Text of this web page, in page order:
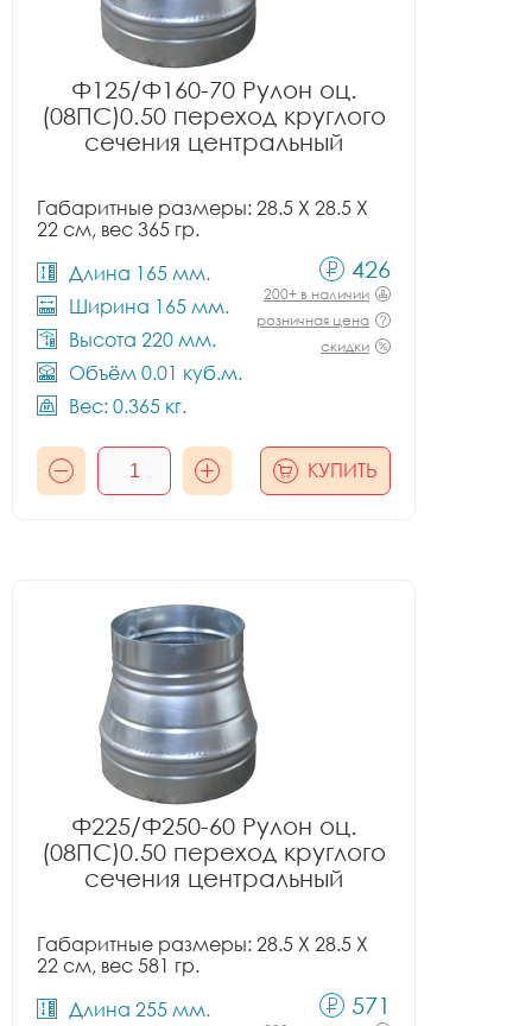
Ф125/Ф160-70 Рулон оц.
(08ПС)0.50 переход круглого
сечения центральный
Габаритные размеры: 28.5 X 28.5 X
22 см, вес 365 гр.
Длина 165 мм.
Ширина 165 мм.
Высота 220 мм.
Объём 0.01 куб.м.
Вес: 0.365 кг.
426
200+ в наличии
розничная цена
скидки
КУПИТЬ
Ф225/Ф250-60 Рулон оц.
(08ПС)0.50 переход круглого
сечения центральный
Габаритные размеры: 28.5 X 28.5 X
22 см, вес 581 гр.
Длина 255 мм.
571